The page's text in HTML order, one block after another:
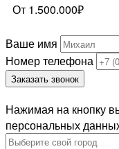
От 1.500.000₽
Ваше имя
Номер телефона
Заказать звонок
Нажимая на кнопку
персональных